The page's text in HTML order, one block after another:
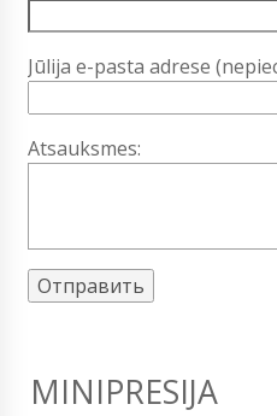
Jūlija e-pasta adrese
Atsauksmes:
MINIPRESIJA